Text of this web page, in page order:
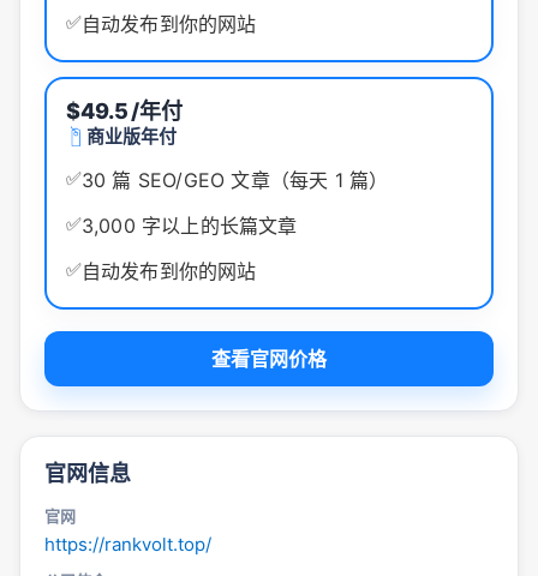
✅自动发布到你的网站
$49.5/年付
商业版年付
✅30 篇 SEO/GEO 文章（每天 1 篇）
✅3,000 字以上的长篇文章
✅自动发布到你的网站
查看官网价格
官网信息
官网
https://rankvolt.top/